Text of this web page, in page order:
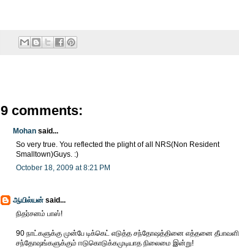
9 comments:
Mohan said...
So very true. You reflected the plight of all NRS(Non Resident
Smalltown)Guys. :)
October 18, 2009 at 8:21 PM
ஆயில்யன் said...
நிதர்சனம் பாஸ்!
90 நாட்களுக்கு முன்பே டிக்கெட் எடுத்த சந்தோஷத்தினை எத்தனை தீபாவளி
சந்தோஷங்களுக்கும் ஈடுகொடுக்கமுடியாத நிலைமை இன்று!